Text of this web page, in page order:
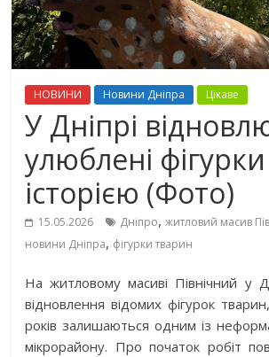
НОВИНИ Новини Дніпра Цікаве
У Дніпрі
улюблені
історією (Фото)
15.05.2026 Дніпро,житловий масив
новини Дніпра, фігурки тварин
На житловому масиві Північний у
відновлення відомих фігурок
років залишаються одним із
мікрорайону. Про початок робіт